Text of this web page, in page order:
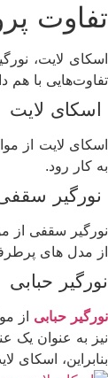
تفاوت
اسکای لایت،
تفاوت‌هایی با هم
اسکای لایت
اسکای لایت از
به کار رود.
نورگیر
نورگیر سقفی از
از مدل های
نورگیر حبابی
نورگیر حبابی از
نیز به عنوان یک
بنابراین، اسکای